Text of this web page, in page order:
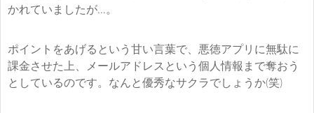
かれていましたが…。
ポイントをあげるという甘い言葉で、悪徳アプリに無駄に
課金させた上、メールアドレスという個人情報まで奪おう
としているのです。なんと優秀なサクラでしょうか(笑)